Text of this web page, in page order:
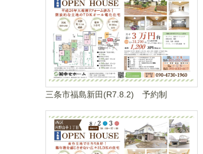
三条市福島新田(R7.8.2) 予約制